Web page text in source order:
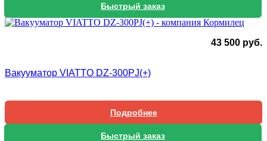
Быстрый заказ
43 500 руб.
Вакууматор VIATTO DZ-300PJ(+)
Подробнее
Быстрый заказ